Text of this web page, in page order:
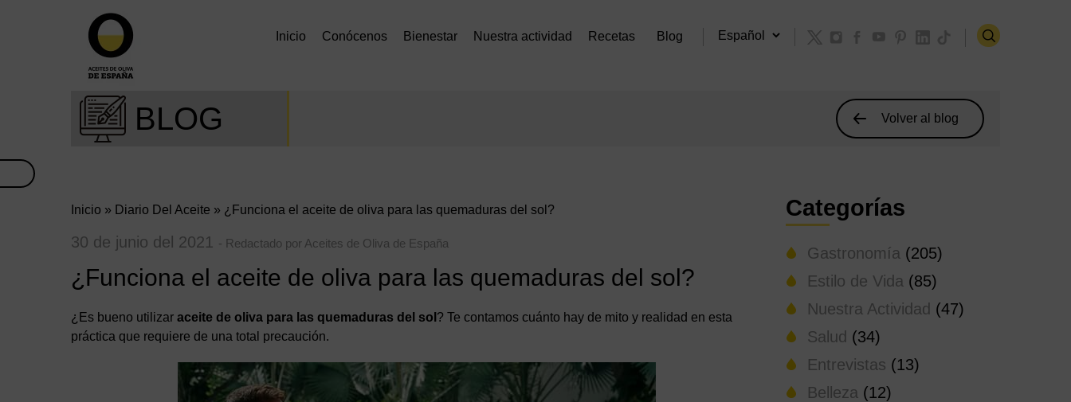
Inicio Conócenos Bienestar Nuestra actividad Recetas Blog
BLOG Volver al blog
Inicio » Diario Del Aceite » ¿Funciona el aceite de oliva para las quemaduras del sol?
30 de junio del 2021 - Redactado por Aceites de Oliva de España
¿Funciona el aceite de oliva para las quemaduras del sol?
¿Es bueno utilizar aceite de oliva para las quemaduras del sol ? Te contamos cuánto hay de mito y realidad en esta
práctica que requiere de una total precaución.
Categorías
Gastronomía (205)
Estilo de Vida (85)
Nuestra Actividad (47)
Salud (34)
Entrevistas (13)
Belleza (12)